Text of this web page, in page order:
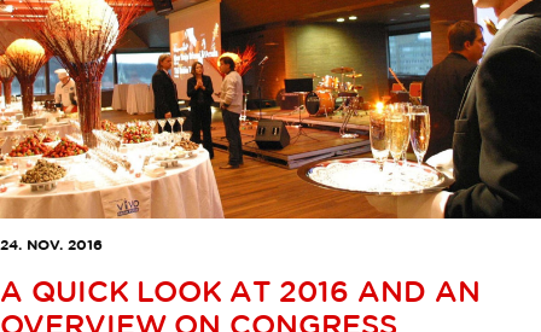
24. NOV. 2016
A QUICK LOOK AT 2016 AND AN
OVERVIEW ON CONGRESS